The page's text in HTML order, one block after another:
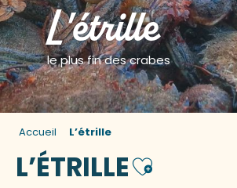
L'étrille
le plus fin des crabes
Accueil L’étrille
L’ÉTRILLE Ajouter aux